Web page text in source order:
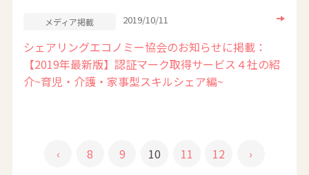
メディア掲載 2019/10/11
シェアリングエコノミー協会のお知らせに掲載：
【2019年最新版】認証マーク取得サービス４社の紹
介~育児・介護・家事型スキルシェア編~
‹ 8 9 10 11 12 ›